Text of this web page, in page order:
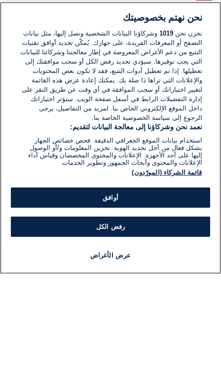
لا توجد تعليقات مكتوبة حتى الآن. كن الأول!
اكتب تعليقًا جديدًا ...
نحن نهتم بخصوصيتك
نخزن نحن1019 وشركاؤنا البيانات الشخصية ونصل إليها، مثل بيانات
التصفح أو المعرفات الفريدة، على جهازك. يُمكّن تحديد أوافق تقنيات
التتبع من دعم الأغراض المعروضة في إطار معالجتنا وشركائنا للبيانات
التي يجب توفيرها. سيؤدي تحديد رفض الكل أو سحب موافقتك إلى
تعطيلها. إذا تم تعطيل أدوات التتبع، فقد لا تكون بعض المحتويات
والإعلانات التي تراها ذا صلة بك. يمكنك إعادة عرض هذه القائمة
لتغيير اختياراتك أو سحب الموافقة في أي وقت عن طريق النقر على
إدارة التفضيلات الرابط في أسفل صفحة الويب. ستؤثر اختياراتك
داخل الموقع الإلكتروني الخاص بنا. لمزيد من التفاصيل، يرجى
الرجوع إلى سياسة الخصوصية الخاصة بنا.
نعمد نحن وشركاؤنا إلى معالجة البيانات لتقديم:
استخدام بيانات الموقع الجغرافي الدقيقة. فحص خصائص الجهاز
بشكل فعال من أجل تحديد الهوية. تخزين المعلومات و/أو الوصول
إليها على أحد الأجهزة. الإعلانات والمحتوى المخصصان وقياس أداء
الإعلانات والمحتوى وأبحاث الجمهور وتطوير الخدمات.
قائمة الشركاء (المورّدون)
أوافق
رفض الكل
عرض الأغراض